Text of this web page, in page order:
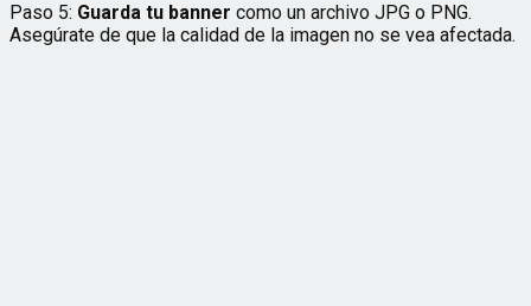
Paso 5: Guarda tu banner como un archivo JPG o PNG.
Asegúrate de que la calidad de la imagen no se vea afectada.